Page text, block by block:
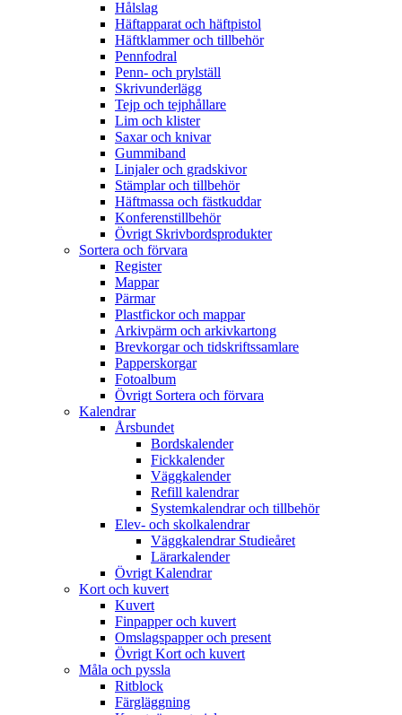
Hålslag
Häftapparat och häftpistol
Häftklammer och tillbehör
Pennfodral
Penn- och prylställ
Skrivunderlägg
Tejp och tejphållare
Lim och klister
Saxar och knivar
Gummiband
Linjaler och gradskivor
Stämplar och tillbehör
Häftmassa och fästkuddar
Konferenstillbehör
Övrigt Skrivbordsprodukter
Sortera och förvara
Register
Mappar
Pärmar
Plastfickor och mappar
Arkivpärm och arkivkartong
Brevkorgar och tidskriftssamlare
Papperskorgar
Fotoalbum
Övrigt Sortera och förvara
Kalendrar
Årsbundet
Bordskalender
Fickkalender
Väggkalender
Refill kalendrar
Systemkalendrar och tillbehör
Elev- och skolkalendrar
Väggkalendrar Studieåret
Lärarkalender
Övrigt Kalendrar
Kort och kuvert
Kuvert
Finpapper och kuvert
Omslagspapper och present
Övrigt Kort och kuvert
Måla och pyssla
Ritblock
Färgläggning